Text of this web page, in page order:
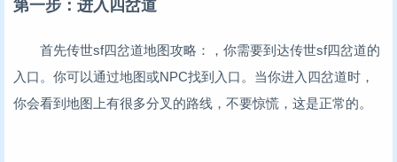
第一步：进入四岔道
首先传世sf四岔道地图攻略：，你需要到达传世sf四岔道的
入口。你可以通过地图或NPC找到入口。当你进入四岔道时，
你会看到地图上有很多分叉的路线，不要惊慌，这是正常的。